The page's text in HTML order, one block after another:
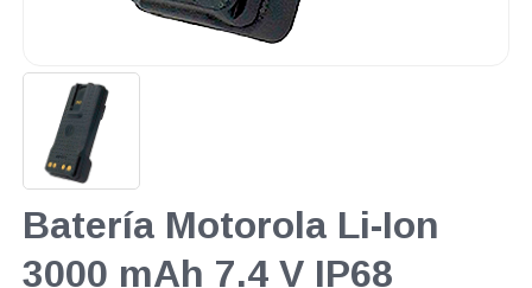
Batería Motorola Li-Ion
3000 mAh 7.4 V IP68